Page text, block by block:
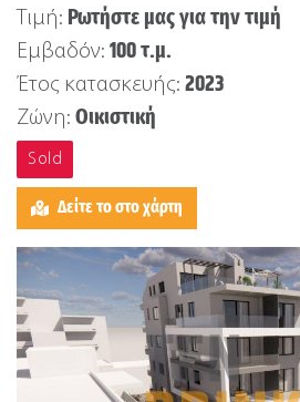
Τιμή: Ρωτήστε μας για την τιμή
Εμβαδόν: 100 τ.μ.
Έτος κατασκευής: 2023
Ζώνη: Οικιστική
Sold
Δείτε το στο χάρτη